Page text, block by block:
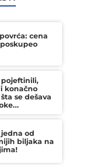
cena
pojeftinili,
konačno
se dešava
od
biljaka na